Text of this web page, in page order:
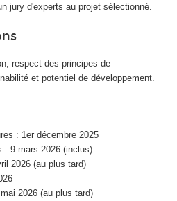
jury d'experts au projet sélectionné.
respect des principes de
et potentiel de développement.
: 1er décembre 2025
: 9 mars 2026 (inclus)
2026 (au plus tard)
2026 (au plus tard)